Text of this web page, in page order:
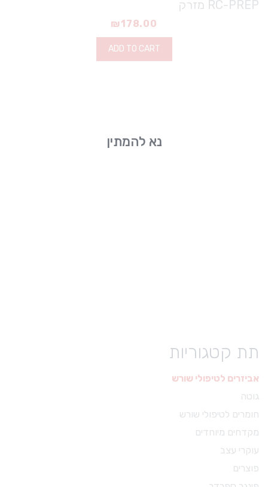
נא להמתין
RC-PREP מזרק
₪178.00
ADD TO CART
תת קטגוריות
אביזרים לטיפולי שורש
גוטה
חומרים לטיפולי שורש
מקדחים מיוחדים
עוקרי עצב
פוצרים